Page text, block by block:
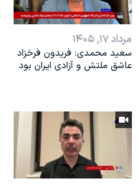
مرداد ۱۷, ۱۴۰۵
سعید محمدی: فریدون فرخزاد
عاشق ملتش و آزادی ایران بود